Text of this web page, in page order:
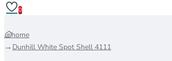
0
home
Dunhill White Spot Shell 4111